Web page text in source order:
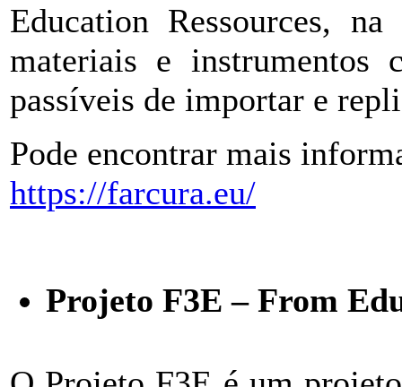
Education Ressources,
materiais e instrumentos
passíveis de importar e
Pode encontrar mais
https://farcura.eu/
Projeto F3E – From